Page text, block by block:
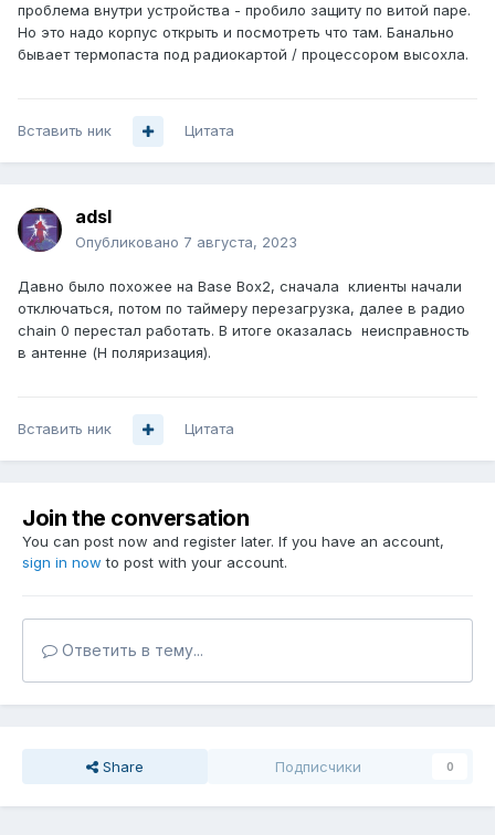
проблема внутри устройства - пробило защиту по витой паре.
Но это надо корпус открыть и посмотреть что там. Банально
бывает термопаста под радиокартой / процессором высохла.
Вставить ник Цитата
adsl
Опубликовано 7 августа, 2023
Давно было похожее на Base Box2, сначала клиенты начали
отключаться, потом по таймеру перезагрузка, далее в радио
chain 0 перестал работать. В итоге оказалась неисправность
в антенне (H поляризация).
Вставить ник Цитата
Join the conversation
You can post now and register later. If you have an account,
sign in now to post with your account.
Ответить в тему...
Share Подписчики 0